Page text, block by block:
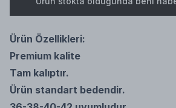
Ürün Özellikleri:
Premium kalite
Tam kalıptır.
Ürün standart bedendir.